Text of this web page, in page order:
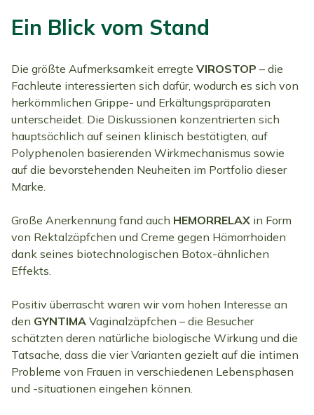
Ein Blick vom Stand
Die größte Aufmerksamkeit erregte VIROSTOP – die
Fachleute interessierten sich dafür, wodurch es sich von
herkömmlichen Grippe- und Erkältungspräparaten
unterscheidet. Die Diskussionen konzentrierten sich
hauptsächlich auf seinen klinisch bestätigten, auf
Polyphenolen basierenden Wirkmechanismus sowie
auf die bevorstehenden Neuheiten im Portfolio dieser
Marke.
Große Anerkennung fand auch HEMORRELAX in Form
von Rektalzäpfchen und Creme gegen Hämorrhoiden
dank seines biotechnologischen Botox-ähnlichen
Effekts.
Positiv überrascht waren wir vom hohen Interesse an
den GYNTIMA Vaginalzäpfchen – die Besucher
schätzten deren natürliche biologische Wirkung und die
Tatsache, dass die vier Varianten gezielt auf die intimen
Probleme von Frauen in verschiedenen Lebensphasen
und -situationen eingehen können.